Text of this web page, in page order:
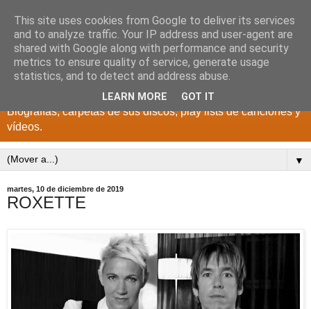
DISCOS PARA EL
RECUERDO
CANTANTES Y GRUPOS DE LOS AÑOS 1950 a 2022.
Biografías, carpetas de sus discos, play lists de canciones y
vídeos.
▼
martes, 10 de diciembre de 2019
ROXETTE
This site uses cookies from Google to deliver its services
and to analyze traffic. Your IP address and user-agent are
shared with Google along with performance and security
metrics to ensure quality of service, generate usage
statistics, and to detect and address abuse.
LEARN MORE GOT IT